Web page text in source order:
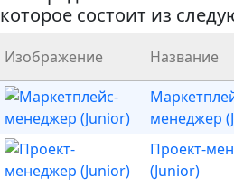
которое состоит из
Изображение Название
менеджер
Проект-
(Junior)